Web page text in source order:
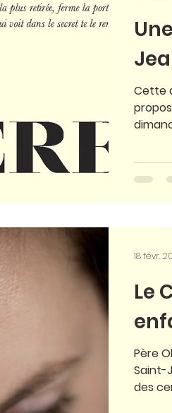
Cette
Le
Père
Saint-
des
18 févr.